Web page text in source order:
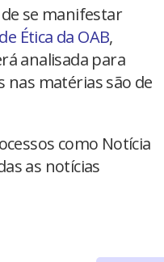
se manifestar
Ética da OAB,
analisada para
matérias são de
como Notícia
as notícias